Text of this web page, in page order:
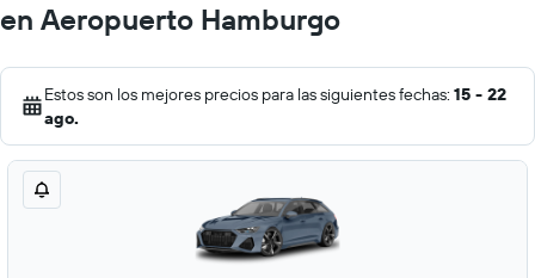
en Aeropuerto Hamburgo
Estos son los mejores precios para las siguientes fechas: 15 - 22
ago.